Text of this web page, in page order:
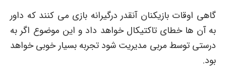
گاهی اوقات بازیکنان آنقدر درگیرانه بازی می کنند که داور
به آن ها خطای تاکتیکال خواهد داد و این موضوع اگر به
درستی توسط مربی مدیریت شود تجربه بسیار خوبی خواهد
بود.